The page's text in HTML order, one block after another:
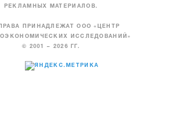
РЕКЛАМНЫХ МАТЕРИАЛОВ.
ПРИНАДЛЕЖАТ ООО «ЦЕНТР
ИССЛЕДОВАНИЙ»
© 2001 – 2026 ГГ.